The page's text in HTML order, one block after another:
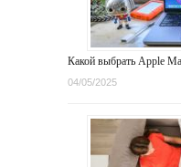
Какой выбрать Apple
04/05/2025